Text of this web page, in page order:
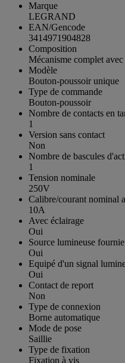
Marque
LEGRAND
EAN/Gencode
3414971904828
Composition
Mécanisme complet avec
Modèle
Bouton-poussoir unique
Type de commande
Bouton-poussoir
Nombre de contacts en
1
Version sans contact
Non
Nombre de bascules
1
Tension nominale
250V
Calibre/courant nominal
10A
Avec éclairage
Oui
Source lumineuse fournie
Oui
Equipé d'un signal
Oui
Contact de report
Non
Type de connexion
Borne automatique
Mode de pose
Saillie
Type de fixation
Fixation à vis